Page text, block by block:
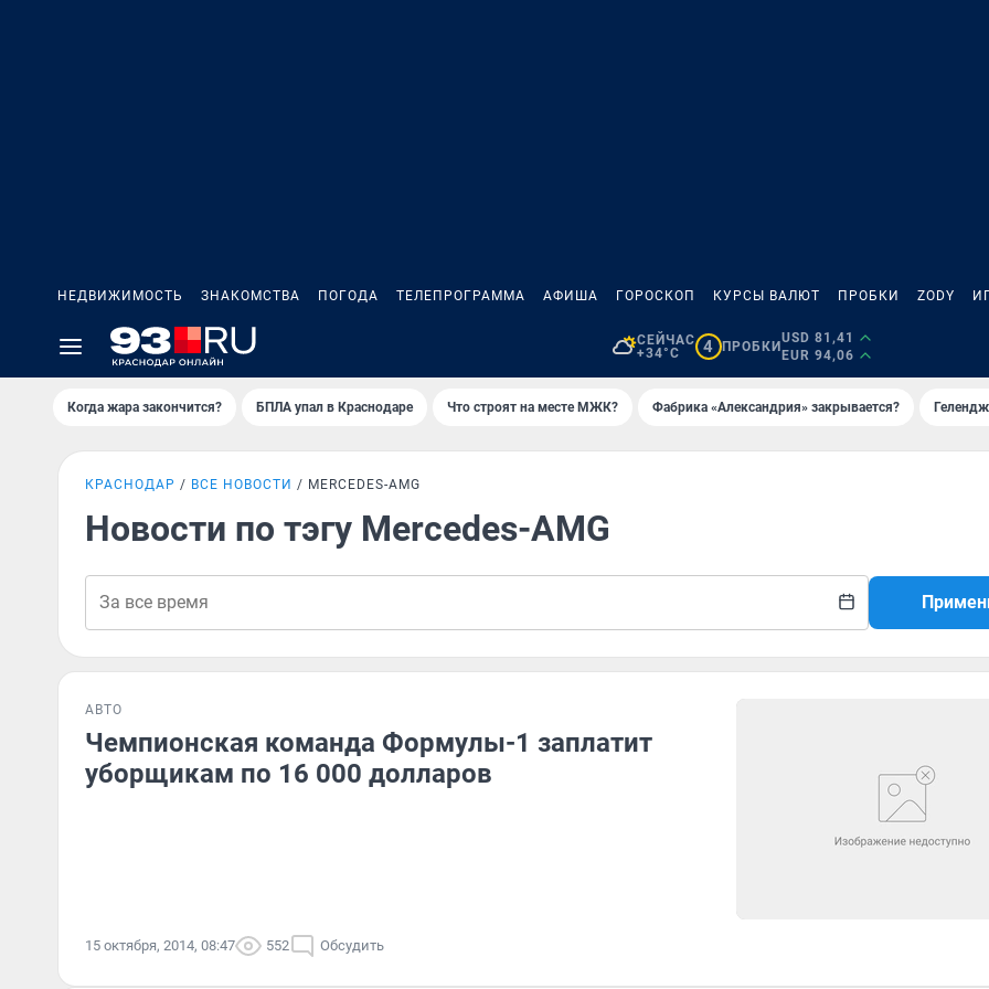
НЕДВИЖИМОСТЬ ЗНАКОМСТВА ПОГОДА ТЕЛЕПРОГРАММА АФИША ГОРОСКОП КУРСЫ ВАЛЮТ ПРОБКИ ZODY
СЕЙЧАС
+34°C
4 ПРОБКИ
USD 81,41
EUR 94,06
Когда жара закончится? БПЛА упал в Краснодаре Что строят на месте МЖК? Фабрика «Александрия» закрывается?
КРАСНОДАР ВСЕ НОВОСТИ MERCEDES-AMG
Новости по тэгу Mercedes-AMG
АВТО
Чемпионская команда Формулы-1 заплатит
уборщикам по 16 000 долларов
15 октября, 2014, 08:47 552 Обсудить